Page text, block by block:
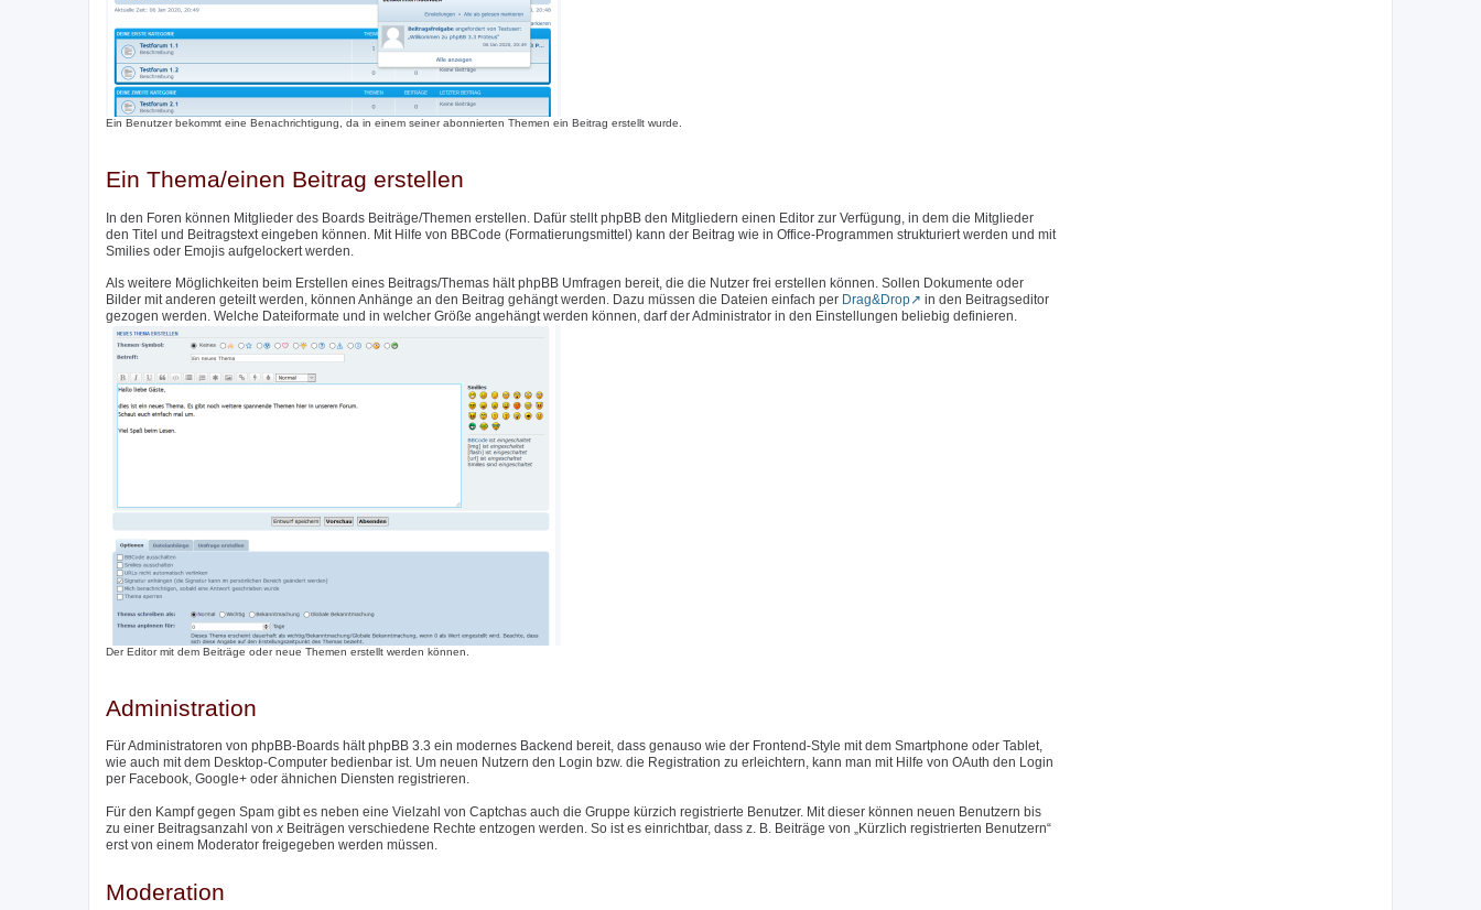
Ein Benutzer bekommt eine Benachrichtigung, da in einem seiner abonnierten Themen ein Beitrag erstellt wurde.
Ein Thema/einen Beitrag erstellen
In den Foren können Mitglieder des Boards Beiträge/Themen erstellen. Dafür stellt phpBB den Mitgliedern einen Editor zur Verfügung, in dem die Mitglieder
den Titel und Beitragstext eingeben können. Mit Hilfe von BBCode (Formatierungsmittel) kann der Beitrag wie in Office-Programmen strukturiert werden und mit
Smilies oder Emojis aufgelockert werden.
Als weitere Möglichkeiten beim Erstellen eines Beitrags/Themas hält phpBB Umfragen bereit, die die Nutzer frei erstellen können. Sollen Dokumente oder
Bilder mit anderen geteilt werden, können Anhänge an den Beitrag gehängt werden. Dazu müssen die Dateien einfach per Drag&Drop
in den Beitragseditor
gezogen werden. Welche Dateiformate und in welcher Größe angehängt werden können, darf der Administrator in den Einstellungen beliebig definieren.
Der Editor mit dem Beiträge oder neue Themen erstellt werden können.
Administration
Für Administratoren von phpBB-Boards hält phpBB 3.3 ein modernes Backend bereit, dass genauso wie der Frontend-Style mit dem Smartphone oder Tablet,
wie auch mit dem Desktop-Computer bedienbar ist. Um neuen Nutzern den Login bzw. die Registration zu erleichtern, kann man mit Hilfe von OAuth den Login
per Facebook, Google+ oder ähnichen Diensten registrieren.
Für den Kampf gegen Spam gibt es neben eine Vielzahl von Captchas auch die Gruppe kürzich registrierte Benutzer. Mit dieser können neuen Benutzern bis
zu einer Beitragsanzahl vonx Beiträgen verschiedene Rechte entzogen werden. So ist es einrichtbar, dass z. B. Beiträge von „Kürzlich registrierten Benutzern“
erst von einem Moderator freigegeben werden müssen.
Moderation